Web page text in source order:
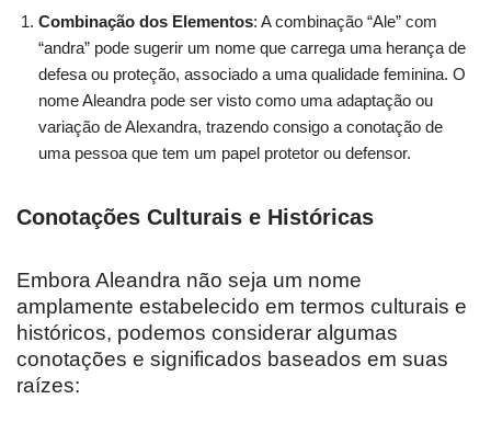
Combinação dos Elementos: A combinação “Ale” com
“andra” pode sugerir um nome que carrega uma herança de
defesa ou proteção, associado a uma qualidade feminina. O
nome Aleandra pode ser visto como uma adaptação ou
variação de Alexandra, trazendo consigo a conotação de
uma pessoa que tem um papel protetor ou defensor.
Conotações Culturais e Históricas
Embora Aleandra não seja um nome
amplamente estabelecido em termos culturais e
históricos, podemos considerar algumas
conotações e significados baseados em suas
raízes: